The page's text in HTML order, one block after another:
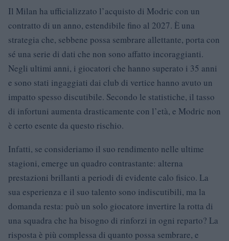
Il Milan ha ufficializzato l’acquisto di Modric con un
contratto di un anno, estendibile fino al 2027. È una
strategia che, sebbene possa sembrare allettante, porta con
sé una serie di dati che non sono affatto incoraggianti.
Negli ultimi anni, i giocatori che hanno superato i 35 anni
e sono stati ingaggiati dai club di vertice hanno avuto un
impatto spesso discutibile. Secondo le statistiche, il tasso
di infortuni aumenta drasticamente con l’età, e Modric non
è certo esente da questo rischio.
Infatti, se consideriamo il suo rendimento nelle ultime
stagioni, emerge un quadro contrastante: alterna
prestazioni brillanti a periodi di evidente calo fisico. La
sua esperienza e il suo talento sono indiscutibili, ma la
domanda resta: può un solo giocatore invertire la rotta di
una squadra che ha bisogno di rinforzi in ogni reparto? La
risposta è più complessa di quanto possa sembrare, e